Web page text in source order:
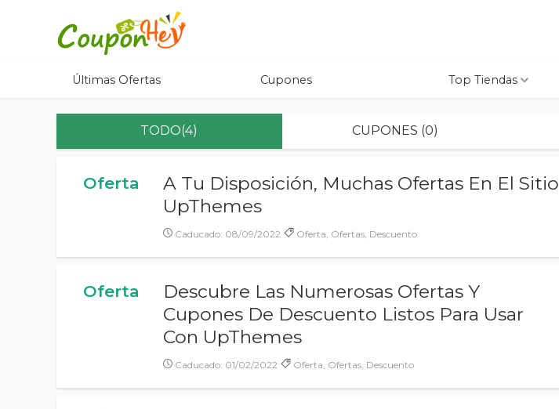
Últimas Ofertas Cupones Top Tiendas
TODO(4) CUPONES (0)
Oferta
A Tu Disposición, Muchas Ofertas En El Sitio
UpThemes
Caducado: 08/09/2022 Oferta, Ofertas, Descuento
Oferta
Descubre Las Numerosas Ofertas Y
Cupones De Descuento Listos Para Usar
Con UpThemes
Caducado: 01/02/2022 Oferta, Ofertas, Descuento